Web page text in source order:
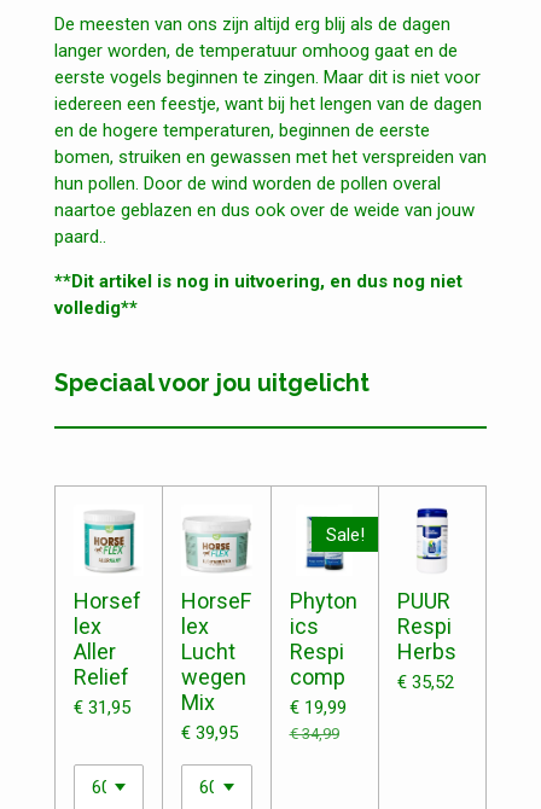
De meesten van ons zijn altijd erg blij als de dagen
langer worden, de temperatuur omhoog gaat en de
eerste vogels beginnen te zingen. Maar dit is niet voor
iedereen een feestje, want bij het lengen van de dagen
en de hogere temperaturen, beginnen de eerste
bomen, struiken en gewassen met het verspreiden van
hun pollen. Door de wind worden de pollen overal
naartoe geblazen en dus ook over de weide van jouw
paard..
**Dit artikel is nog in uitvoering, en dus nog niet
volledig**
Speciaal voor jou uitgelicht
Horsef
lex
Aller
Relief
€ 31,95
HorseF
lex
Lucht
wegen
Mix
€ 39,95
Sale!
Phyton
ics
Respi
comp
€ 19,99
€ 34,99
PUUR
Respi
Herbs
€ 35,52